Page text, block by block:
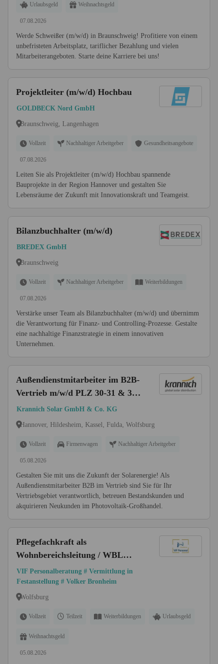
Urlaubsgeld Weihnachtsgeld
07.08.2026
Werde Schweißer (m/w/d) in Braunschweig! Profitiere von einem
unbefristeten Arbeitsplatz, tariflicher Bezahlung und vielen
Mitarbeiterangeboten. Starte deine Karriere bei uns!
Projektleiter (m/w/d) Hochbau
GOLDBECK Nord GmbH
Braunschweig, Langenhagen
Vollzeit Nachhaltiger Arbeitgeber Gesundheitsangebote
07.08.2026
Leiten Sie als Projektleiter (m/w/d) Hochbau spannende
Bauprojekte in der Region Hannover und gestalten Sie
Lebensräume der Zukunft mit Innovationskraft und Teamgeist.
Bilanzbuchhalter (m/w/d)
BREDEX GmbH
Braunschweig
Vollzeit Nachhaltiger Arbeitgeber Weiterbildungen
07.08.2026
Verstärke unser Team als Bilanzbuchhalter (m/w/d) und übernimm
die Verantwortung für Finanz- und Controlling-Prozesse. Gestalte
eine nachhaltige Finanzstrategie in einem innovativen
Unternehmen.
Außendienstmitarbeiter im B2B-
Vertrieb m/w/d PLZ 30-31 & 34-
38
Krannich Solar GmbH & Co. KG
Hannover, Hildesheim, Kassel, Fulda, Wolfsburg
Vollzeit Firmenwagen Nachhaltiger Arbeitgeber
05.08.2026
Gestalten Sie mit uns die Zukunft der Solarenergie! Als
Außendienstmitarbeiter B2B im Vertrieb sind Sie für Ihr
Vertriebsgebiet verantwortlich, betreuen Bestandskunden und
akquirieren Neukunden im Photovoltaik-Großhandel.
Pflegefachkraft als
Wohnbereichsleitung / WBL
(m/w/d) bis 67.200 € | Raum
Wolfsburg
VIF Personalberatung # Vermittlung in
Festanstellung # Volker Bronheim
Wolfsburg
Vollzeit Teilzeit Weiterbildungen Urlaubsgeld
Weihnachtsgeld
05.08.2026